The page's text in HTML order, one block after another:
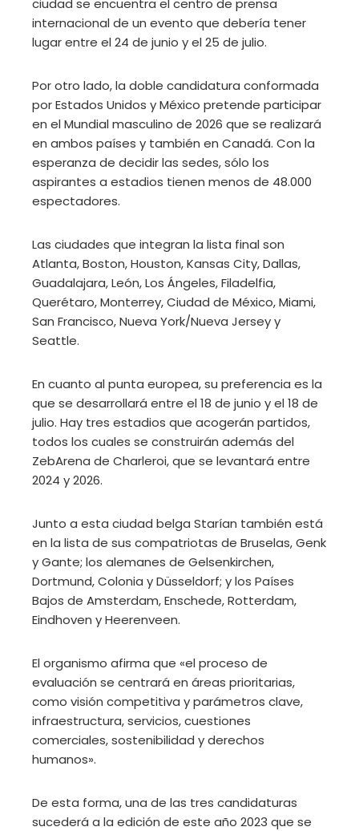
ciudad se encuentra el centro de prensa
internacional de un evento que debería tener
lugar entre el 24 de junio y el 25 de julio.
Por otro lado, la doble candidatura conformada
por Estados Unidos y México pretende participar
en el Mundial masculino de 2026 que se realizará
en ambos países y también en Canadá. Con la
esperanza de decidir las sedes, sólo los
aspirantes a estadios tienen menos de 48.000
espectadores.
Las ciudades que integran la lista final son
Atlanta, Boston, Houston, Kansas City, Dallas,
Guadalajara, León, Los Ángeles, Filadelfia,
Querétaro, Monterrey, Ciudad de México, Miami,
San Francisco, Nueva York/Nueva Jersey y
Seattle.
En cuanto al punta europea, su preferencia es la
que se desarrollará entre el 18 de junio y el 18 de
julio. Hay tres estadios que acogerán partidos,
todos los cuales se construirán además del
ZebArena de Charleroi, que se levantará entre
2024 y 2026.
Junto a esta ciudad belga Starían también está
en la lista de sus compatriotas de Bruselas, Genk
y Gante; los alemanes de Gelsenkirchen,
Dortmund, Colonia y Düsseldorf; y los Países
Bajos de Amsterdam, Enschede, Rotterdam,
Eindhoven y Heerenveen.
El organismo afirma que «el proceso de
evaluación se centrará en áreas prioritarias,
como visión competitiva y parámetros clave,
infraestructura, servicios, cuestiones
comerciales, sostenibilidad y derechos
humanos».
De esta forma, una de las tres candidaturas
sucederá a la edición de este año 2023 que se